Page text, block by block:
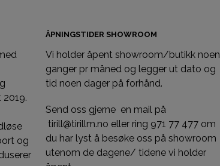
og
ÅPNINGSTIDER SHOWROOM
Vi holder åpent showroom/butikk noen
ganger pr måned og legger ut dato og
tid noen dager på forhånd.
Send oss gjerne en mail på
tirill@tirillm.no eller ring 971 77 477 om
du har lyst å besøke oss på showroom
utenom de dagene/ tidene vi holder